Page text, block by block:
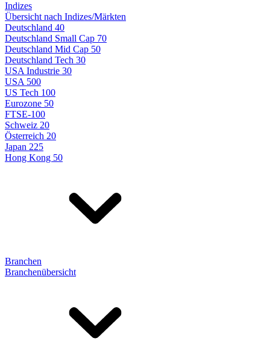
Indizes
Übersicht nach Indizes/Märkten
Deutschland 40
Deutschland Small Cap 70
Deutschland Mid Cap 50
Deutschland Tech 30
USA Industrie 30
USA 500
US Tech 100
Eurozone 50
FTSE-100
Schweiz 20
Österreich 20
Japan 225
Hong Kong 50
Branchen
Branchenübersicht